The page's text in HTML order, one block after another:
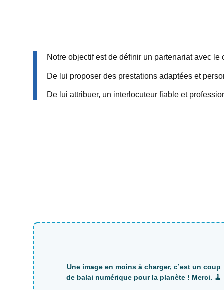
Notre objectif est de définir un partenariat avec
De lui proposer des prestations adaptées et
De lui attribuer, un interlocuteur fiable et